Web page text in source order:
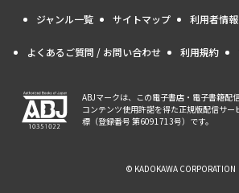
ジャンル一覧 サイトマップ 利用者情
よくあるご質問 / お問い合わせ 利用規約
ABJマークは、この電子書店・電子書籍配
コンテンツ使用許諾を得た正規版配信サ
標（登録番号 第6091713号）です。
© KADOKAWA CORPORATION